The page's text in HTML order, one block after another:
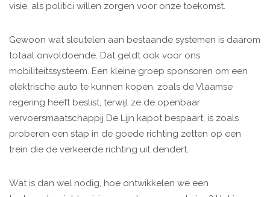
visie, als politici willen zorgen voor onze toekomst.
Gewoon wat sleutelen aan bestaande systemen is daarom
totaal onvoldoende. Dat geldt ook voor ons
mobiliteitssysteem. Een kleine groep sponsoren om een
elektrische auto te kunnen kopen, zoals de Vlaamse
regering heeft beslist, terwijl ze de openbaar
vervoersmaatschappij De Lijn kapot bespaart, is zoals
proberen een stap in de goede richting zetten op een
trein die de verkeerde richting uit dendert.
Wat is dan wel nodig, hoe ontwikkelen we een